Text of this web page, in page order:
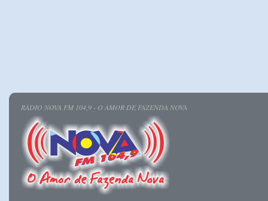
RÁDIO NOVA FM 104,9 - O AMOR DE FAZENDA NOVA